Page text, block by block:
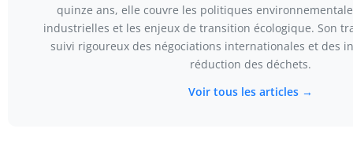
quinze ans, elle couvre les politiques
industrielles et les enjeux de transition écologique. Son
suivi rigoureux des négociations internationales et des
réduction des déchets.
Voir tous les articles →